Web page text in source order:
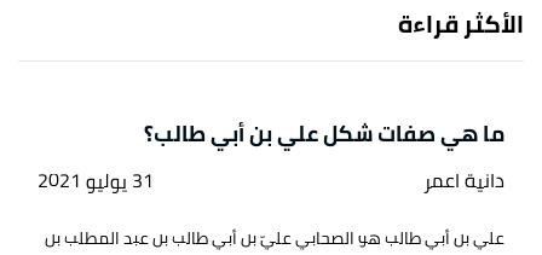
الأكثر قراءة
ما هي صفات شكل علي بن أبي طالب؟
دانية اعمر 31 يوليو 2021
علي بن أبي طالب هو الصحابي عليّ بن أبي طالب بن عبد المطلب بن